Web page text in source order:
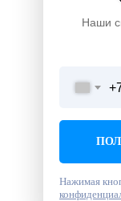
Наши
Нажимая